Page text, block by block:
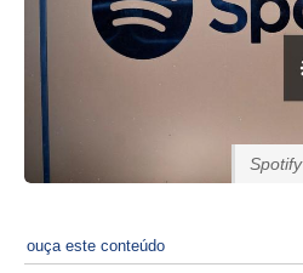
ouça este conteúdo